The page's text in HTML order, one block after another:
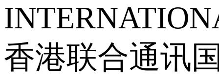
香港联合通讯